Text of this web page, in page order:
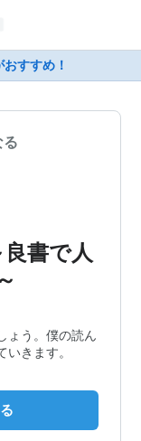
すすめ！
書で人
ょう。僕の読ん
きます。